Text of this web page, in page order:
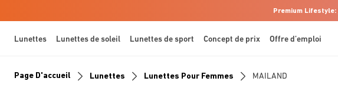
Premium Lifestyle:
Lunettes Lunettes de soleil Lunettes de sport Concept de prix Offre d’emploi
Page D'accueil Lunettes Lunettes Pour Femmes MAILAND